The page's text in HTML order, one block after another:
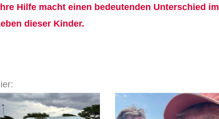
Hilfe macht einen bedeutenden Unterschied im
dieser Kinder.